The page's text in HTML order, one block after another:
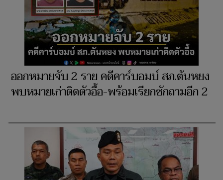
ออกหมายจับ 2 ราย คดีคาร์บอมบ์ สภ.ตันหยง
พบหมายเก่าติดตัวอื้อ-พร้อมเรียกซักถามอีก 2